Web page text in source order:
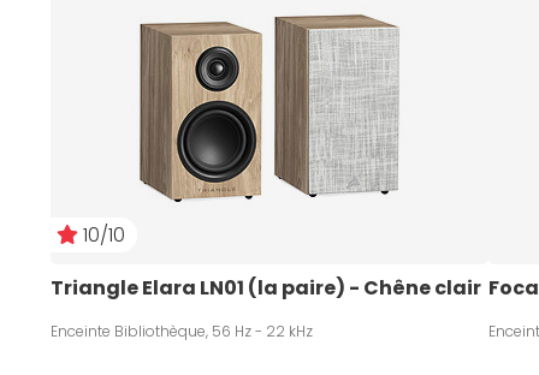
10/10
Triangle Elara LN01 (la paire) - Chêne clair
Enceinte Bibliothèque, 56 Hz - 22 kHz